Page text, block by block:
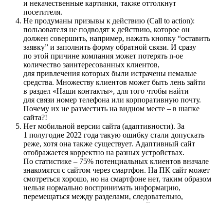
и некачественные картинки, также оттолкнут
посетителя.
Не продуманы призывы к действию (Call to action):
пользователя не подводят к действию, которое он
должен совершить, например, нажать кнопку “оставить
заявку” и заполнить форму обратной связи. И сразу
по этой причине компания может потерять n-ое
количество заинтересованных клиентов,
для привлечения которых были истрачены немалые
средства. Множеству клиентов может быть лень зайти
в раздел «Наши контакты», для того чтобы найти
для связи номер телефона или корпоративную почту.
Почему их не разместить на видном месте – в шапке
сайта?!
Нет мобильной версии сайта (адаптивности). За
1 полугодие 2022 года такую ошибку стали допускать
реже, хотя она также существует. Адаптивный сайт
отображается корректно на разных устройствах.
По статистике – 75% потенциальных клиентов вначале
знакомятся с сайтом через смартфон. На ПК сайт может
смотреться хорошо, но на смартфоне нет, таким образом
нельзя нормально воспринимать информацию,
перемещаться между разделами, следовательно,